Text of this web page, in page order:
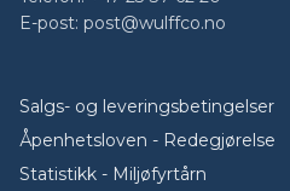
E-post: post@wulffco.no
Salgs- og leveringsbetingelser
Åpenhetsloven - Redegjørelse
Statistikk - Miljøfyrtårn